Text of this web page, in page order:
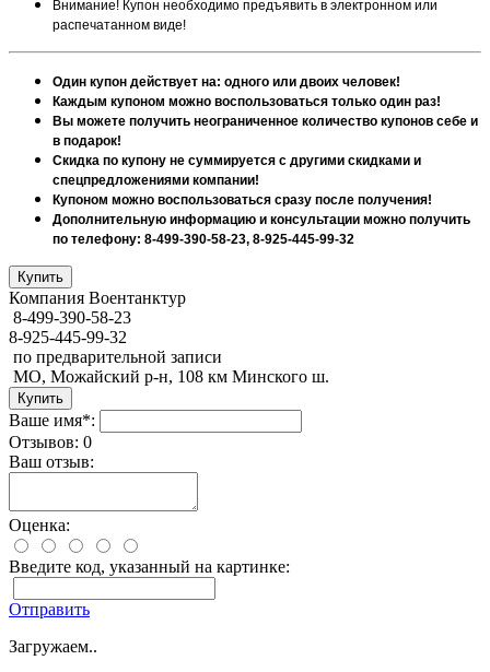
Внимание! Купон необходимо предъявить в электронном или
распечатанном виде!
Один купон действует на: одного или двоих человек!
Каждым купоном можно воспользоваться только один раз!
Вы можете получить неограниченное количество купонов себе и
в подарок!
Скидка по купону не суммируется с другими скидками и
спецпредложениями компании!
Купоном можно воспользоваться сразу после получения!
Дополнительную информацию и консультации можно получить
по телефону: 8-499-390-58-23, 8-925-445-99-32
Компания Воентанктур
8-499-390-58-23
8-925-445-99-32
по предварительной записи
МО, Можайский р-н, 108 км Минского ш.
Ваше имя*:
Отзывов: 0
Ваш отзыв:
Оценка:
Введите код, указанный на картинке:
Отправить
Загружаем..